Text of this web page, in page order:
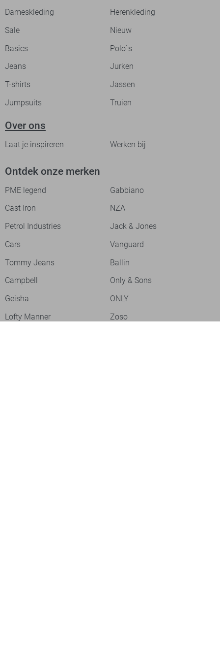
Dameskleding
Herenkleding
Sale
Nieuw
Basics
Polo`s
Jeans
Jurken
T-shirts
Jassen
Jumpsuits
Truien
Over ons
Laat je inspireren Werken bij
Ontdek onze merken
PME legend
Gabbiano
Cast Iron
NZA
Petrol Industries
Jack & Jones
Cars
Vanguard
Tommy Jeans
Ballin
Campbell
Only & Sons
Geisha
ONLY
Lofty Manner
Zoso